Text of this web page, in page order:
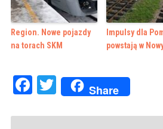
Region. Nowe pojazdy
na torach SKM
Impulsy dla
powstają w
Facebook
Twitter
Share